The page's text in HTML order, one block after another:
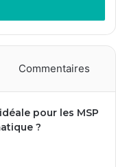
Commentaires
pour les MSP
?